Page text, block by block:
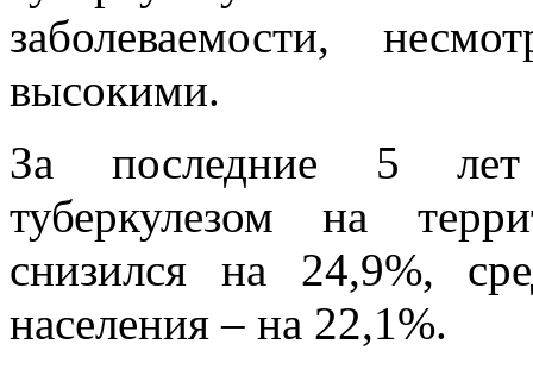
заболеваемости,
высокими.
За последние 5 лет
туберкулезом на
снизился на 24,9%,
населения – на 22,1%.